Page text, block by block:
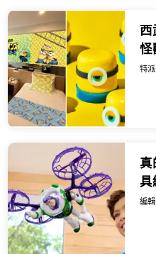
西
怪
題
特
真
具
斯
編